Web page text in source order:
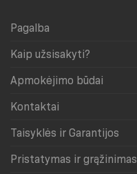
Pagalba
Kaip užsisakyti?
Apmokėjimo būdai
Kontaktai
Taisyklės ir Garantijos
Pristatymas ir grąžinimas